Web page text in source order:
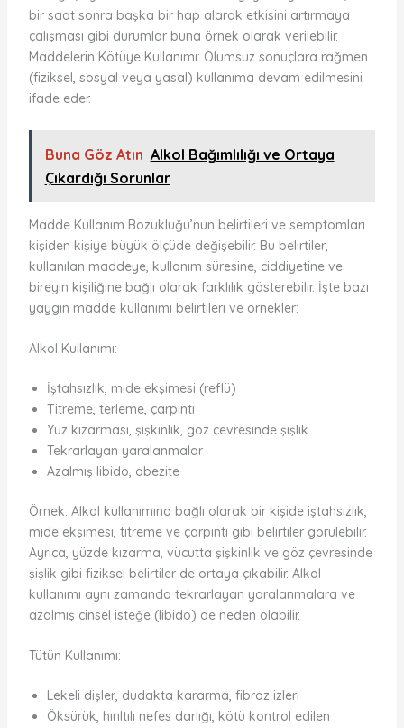
bir saat sonra başka bir hap alarak etkisini artırmaya
çalışması gibi durumlar buna örnek olarak verilebilir.
Maddelerin Kötüye Kullanımı: Olumsuz sonuçlara rağmen
(fiziksel, sosyal veya yasal) kullanıma devam edilmesini
ifade eder.
Buna Göz Atın Alkol Bağımlılığı ve Ortaya
Çıkardığı Sorunlar
Madde Kullanım Bozukluğu’nun belirtileri ve semptomları
kişiden kişiye büyük ölçüde değişebilir. Bu belirtiler,
kullanılan maddeye, kullanım süresine, ciddiyetine ve
bireyin kişiliğine bağlı olarak farklılık gösterebilir. İşte bazı
yaygın madde kullanımı belirtileri ve örnekler:
Alkol Kullanımı:
İştahsızlık, mide ekşimesi (reflü)
Titreme, terleme, çarpıntı
Yüz kızarması, şişkinlik, göz çevresinde şişlik
Tekrarlayan yaralanmalar
Azalmış libido, obezite
Örnek: Alkol kullanımına bağlı olarak bir kişide iştahsızlık,
mide ekşimesi, titreme ve çarpıntı gibi belirtiler görülebilir.
Ayrıca, yüzde kızarma, vücutta şişkinlik ve göz çevresinde
şişlik gibi fiziksel belirtiler de ortaya çıkabilir. Alkol
kullanımı aynı zamanda tekrarlayan yaralanmalara ve
azalmış cinsel isteğe (libido) de neden olabilir.
Tütün Kullanımı:
Lekeli dişler, dudakta kararma, fibroz izleri
Öksürük, hırıltılı nefes darlığı, kötü kontrol edilen